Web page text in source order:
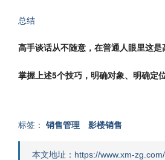
总结
高手谈话从不随意，在普通人眼里这
掌握上述5个技巧，明确对象、明确定
标签： 销售管理 影楼销售
本文地址：https://www.xm-